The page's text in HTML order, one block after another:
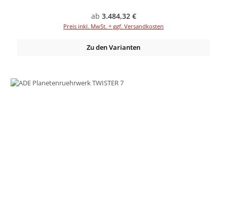
Regulärer Preis:
ab 3.484,32 €
Preis inkl. MwSt. + ggf. Versandkosten
Zu den Varianten